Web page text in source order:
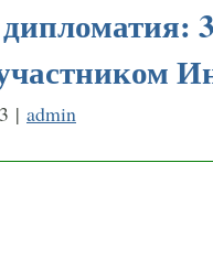
| admin